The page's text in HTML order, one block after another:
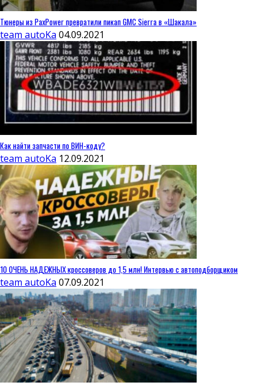
Тюнеры из PaxPower превратили пикап GMC Sierra в «Шакала»
team autoKa 04.09.2021
Как найти запчасти по ВИН-коду?
team autoKa 12.09.2021
10 ОЧЕНЬ НАДЕЖНЫХ кроссоверов до 1,5 млн! Интервью с автоподборщиком
team autoKa 07.09.2021